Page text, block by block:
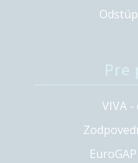
VIVA